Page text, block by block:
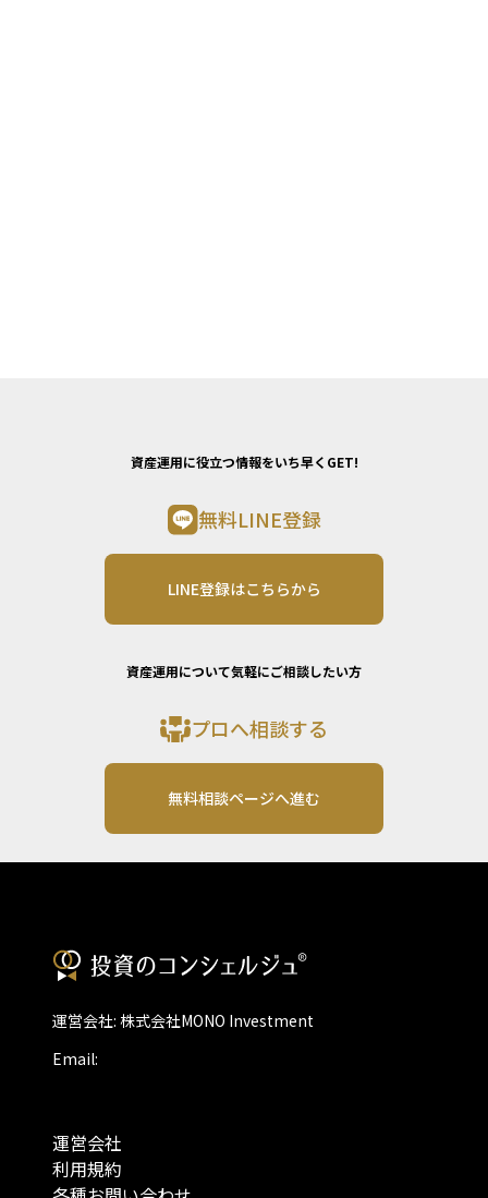
資産運用に役立つ情報をいち早くGET!
無料LINE登録
LINE登録はこちらから
資産運用について気軽にご相談したい方
プロへ相談する
無料相談ページへ進む
運営会社: 株式会社MONO Investment
Email:
運営会社
利用規約